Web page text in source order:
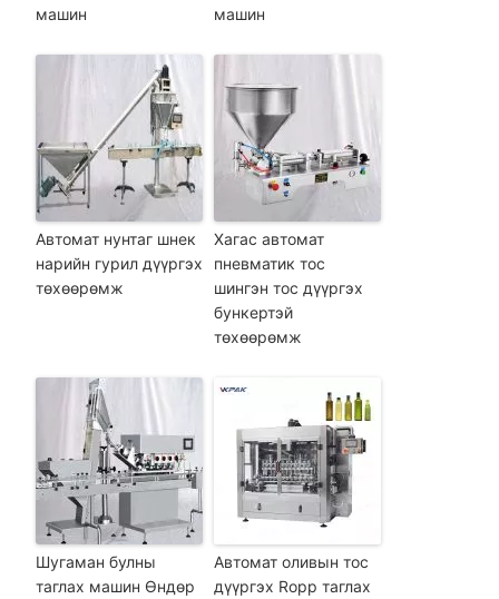
машин
машин
Автомат нунтаг шнек
нарийн гурил дүүргэх
төхөөрөмж
Хагас автомат
пневматик тос
шингэн тос дүүргэх
бункертэй
төхөөрөмж
Шугаман булны
таглах машин Өндөр
Автомат оливын тос
дүүргэх Ropp таглах